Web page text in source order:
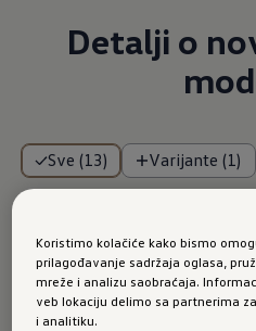
Detalji o
Sve (13) Varijante (1)
Koristimo kolačiće kako bismo
prilagođavanje sadržaja oglasa,
mreže i analizu saobraćaja.
veb lokaciju delimo sa partnerima
i analitiku.